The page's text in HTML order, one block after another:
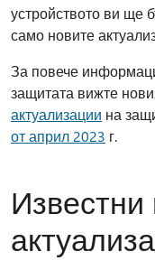
устройството ви ще
само новите
За повече
защитата вижте
актуализации на
от април 2023 г.